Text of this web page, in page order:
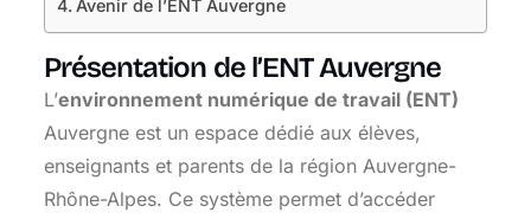
Avenir de l’ENT Auvergne
Présentation de l’ENT Auvergne
L’environnement numérique de travail (ENT)
Auvergne est un espace dédié aux élèves,
enseignants et parents de la région Auvergne-
Rhône-Alpes. Ce système permet d’accéder